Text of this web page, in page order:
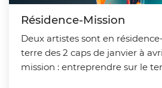
Résidence-Mission
Deux artistes sont en
terre des 2 caps de janvier à
mission : entreprendre sur le